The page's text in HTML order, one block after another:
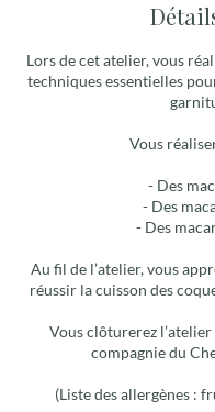
Lors de cet atelier, vous
techniques essentielles
Vous
- Des
- Des
- Des
Au fil de l’atelier, vous
réussir la cuisson des
Vous clôturerez
compagnie du
(Liste des allergènes :